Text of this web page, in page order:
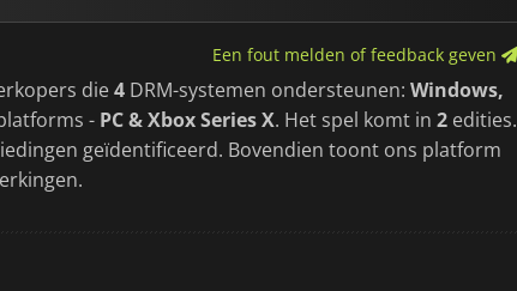
Een fout melden of feedback geven
die4 DRM-systemen ondersteunen: Windows,
- PC & Xbox Series X. Het spel komt in 2 edities.
geïdentificeerd. Bovendien toont ons platform